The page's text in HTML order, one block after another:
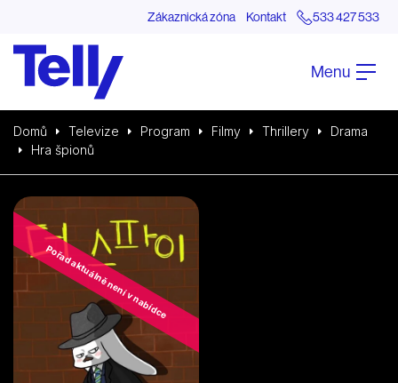
Zákaznická zóna Kontakt 533 427 533
Menu
Domů Televize Program Filmy Thrillery
Drama
Hra špionů
Pořad aktuálně není v nabídce